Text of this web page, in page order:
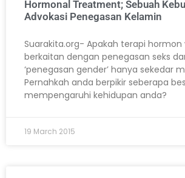
Hormonal Treatment; Sebuah
Advokasi Penegasan Kelamin
Suarakita.org- Apakah terapi
berkaitan dengan penegasan seks
‘penegasan gender’ hanya sekedar
Pernahkah anda berpikir seberapa
mempengaruhi kehidupan anda?
19 March 2015